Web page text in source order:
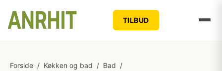
TILBUD
Forside / Køkken og bad / Bad /